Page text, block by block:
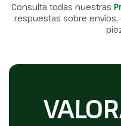
Consulta todas nuestras
respuestas sobre